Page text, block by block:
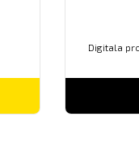
Digitala